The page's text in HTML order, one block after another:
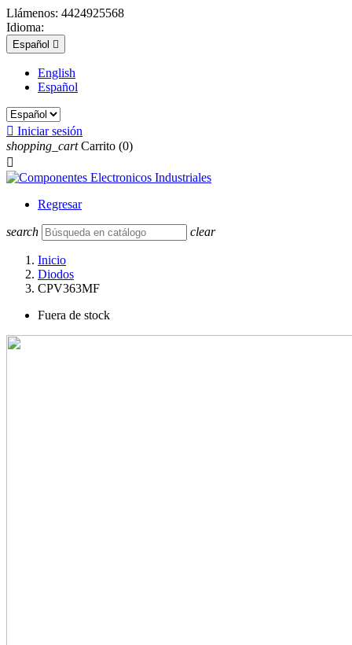
Llámenos: 4424925568
Idioma:
Español 
English
Español
 Iniciar sesión
shopping_cart Carrito (0)

Regresar
search clear
Inicio
Diodos
CPV363MF
Fuera de stock